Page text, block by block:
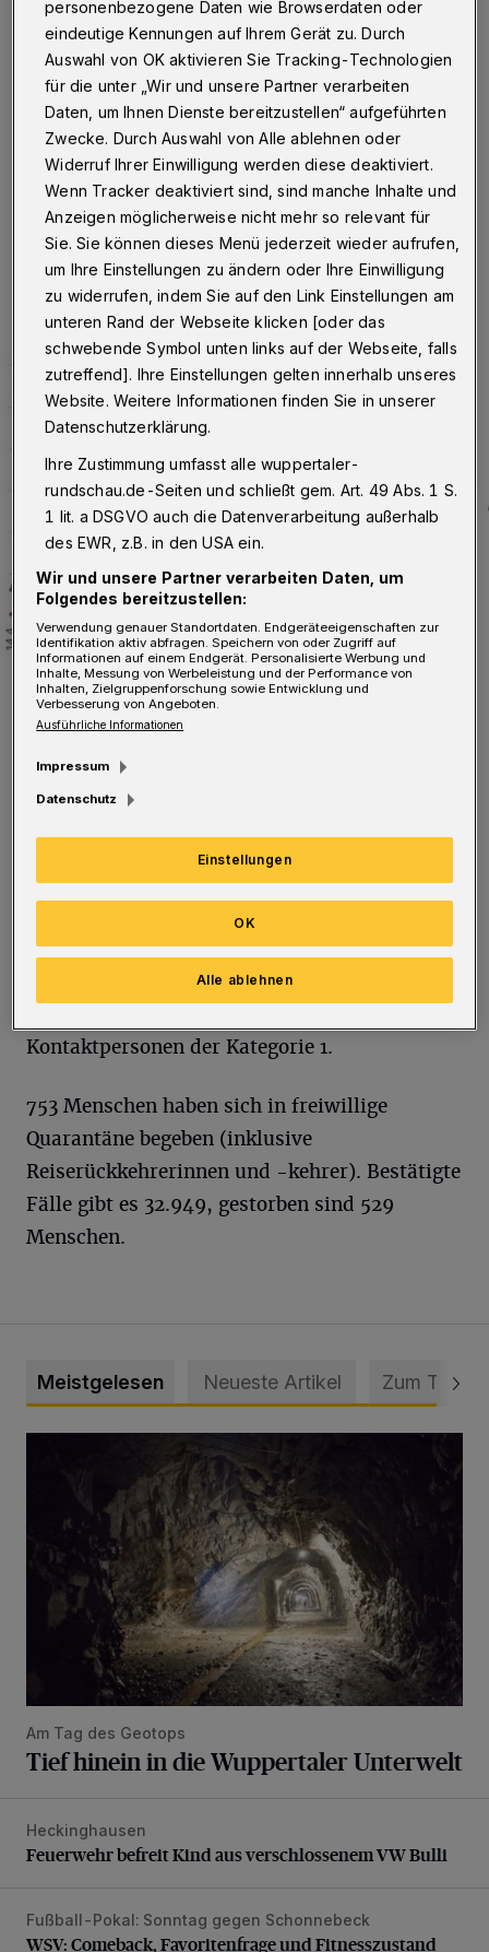
Wuppertal·Am Montag (20. Dezember 2021) um 10
Uhr hat die Stadt Wuppertal insgesamt 2.151 Personen
gemeldet, die aktuell mit dem Corona-Virus infiziert
sind. Der Inzidenzwert liegt bei 302,54, die Zahl der
Neuinfektionen in den vergangenen sieben Tagen bei
1.074.
20.12.2021 , 10:20 Uhr Eine Minute Lesezeit
Der Verlauf der Corona-Fälle in Wuppertal.
Foto: Rundschau
Aktuell befinden sich 3.562 Menschen in
Quarantäne. Davon sind 1.997 Infizierte
(Hinweis: In einigen Fällen, z B. während
einer Isolierung im Krankenhaus, wird keine
Quarantäne angeordnet), 567
Kontaktpersonen der Kategorie 1.
753 Menschen haben sich in freiwillige
Quarantäne begeben (inklusive
Reiserückkehrerinnen und -kehrer). Bestätigte
Fälle gibt es 32.949, gestorben sind 529
Menschen.
Meistgelesen Neueste Artikel Zum Thema
Am Tag des Geotops
Tief hinein in die Wuppertaler Unterwelt
Feuerwehr befreit Kind aus verschlossenem VW Bulli
Heckinghausen
Feuerwehr befreit Kind aus verschlossenem VW Bulli
WSV: Comeback, Favoritenfrage und Fitnesszustand
Fußball-Pokal: Sonntag gegen Schonnebeck
WSV: Comeback, Favoritenfrage und Fitnesszustand
personenbezogene Daten wie Browserdaten oder
eindeutige Kennungen auf Ihrem Gerät zu. Durch
Auswahl von OK aktivieren Sie Tracking-Technologien
für die unter „Wir und unsere Partner verarbeiten
Daten, um Ihnen Dienste bereitzustellen“ aufgeführten
Zwecke. Durch Auswahl von Alle ablehnen oder
Widerruf Ihrer Einwilligung werden diese deaktiviert.
Wenn Tracker deaktiviert sind, sind manche Inhalte und
Anzeigen möglicherweise nicht mehr so relevant für
Sie. Sie können dieses Menü jederzeit wieder aufrufen,
um Ihre Einstellungen zu ändern oder Ihre Einwilligung
zu widerrufen, indem Sie auf den Link Einstellungen am
unteren Rand der Webseite klicken [oder das
schwebende Symbol unten links auf der Webseite, falls
zutreffend]. Ihre Einstellungen gelten innerhalb unseres
Website. Weitere Informationen finden Sie in unserer
Datenschutzerklärung.
Ihre Zustimmung umfasst alle wuppertaler-
rundschau.de-Seiten und schließt gem. Art. 49 Abs. 1 S.
1 lit. a DSGVO auch die Datenverarbeitung außerhalb
des EWR, z.B. in den USA ein.
Wir und unsere Partner verarbeiten Daten, um
Folgendes bereitzustellen:
Verwendung genauer Standortdaten. Endgeräteeigenschaften zur
Identifikation aktiv abfragen. Speichern von oder Zugriff auf
Informationen auf einem Endgerät. Personalisierte Werbung und
Inhalte, Messung von Werbeleistung und der Performance von
Inhalten, Zielgruppenforschung sowie Entwicklung und
Verbesserung von Angeboten.
Ausführliche Informationen
Impressum
Datenschutz
Einstellungen
Alle ablehnen
OK